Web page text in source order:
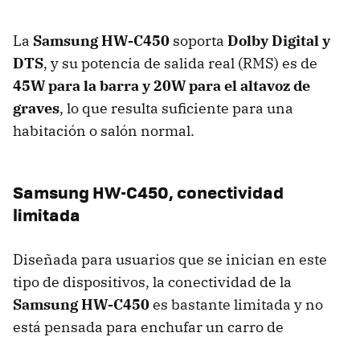
La Samsung HW-C450 soporta Dolby Digital y
DTS, y su potencia de salida real (RMS) es de
45W para la barra y 20W para el altavoz de
graves, lo que resulta suficiente para una
habitación o salón normal.
Samsung HW-C450, conectividad
limitada
Diseñada para usuarios que se inician en este
tipo de dispositivos, la conectividad de la
Samsung HW-C450es bastante limitada y no
está pensada para enchufar un carro de